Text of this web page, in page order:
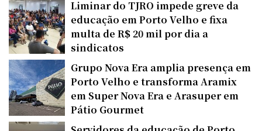
Liminar do TJRO impede greve da
educação em Porto Velho e fixa
multa de R$ 20 mil por dia a
sindicatos
Grupo Nova Era amplia presença em
Porto Velho e transforma Aramix
em Super Nova Era e Arasuper em
Pátio Gourmet